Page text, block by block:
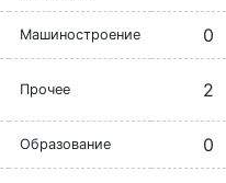
Машиностроение 0
Прочее 2
Образование 0